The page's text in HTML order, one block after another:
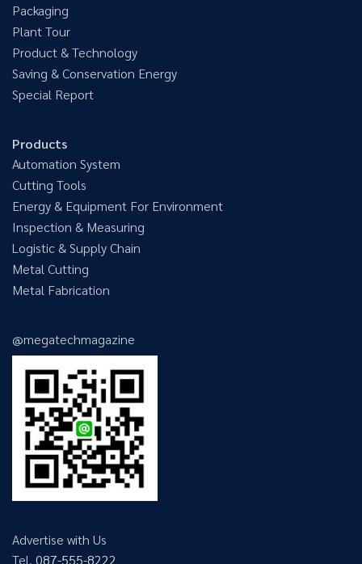
Packaging
Plant Tour
Product & Technology
Saving & Conservation Energy
Special Report
Products
Automation System
Cutting Tools
Energy & Equipment For Environment
Inspection & Measuring
Logistic & Supply Chain
Metal Cutting
Metal Fabrication
@megatechmagazine
Advertise with Us
Tel. 087-555-8222